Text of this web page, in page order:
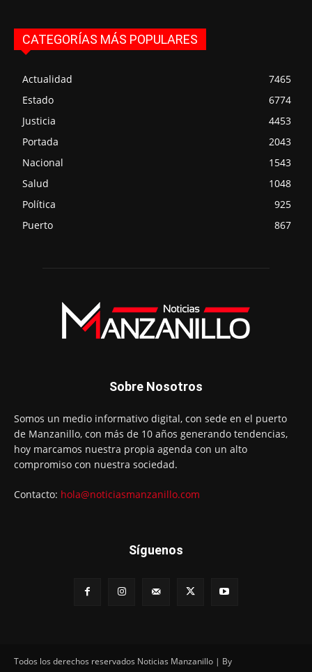
CATEGORÍAS MÁS POPULARES
Actualidad
7465
Estado
6774
Justicia
4453
Portada
2043
Nacional
1543
Salud
1048
Política
925
Puerto
867
Sobre Nosotros
Somos un medio informativo digital, con sede en el puerto
de Manzanillo, con más de 10 años generando tendencias,
hoy marcamos nuestra propia agenda con un alto
compromiso con nuestra sociedad.
Contacto: hola@noticiasmanzanillo.com
Síguenos
Todos los derechos reservados Noticias Manzanillo | By